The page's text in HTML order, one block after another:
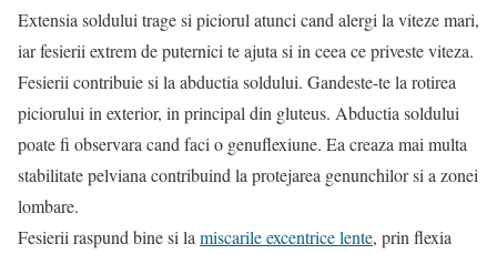
Extensia soldului trage si piciorul atunci cand alergi la viteze mari,
iar fesierii extrem de puternici te ajuta si in ceea ce priveste viteza.
Fesierii contribuie si la abductia soldului. Gandeste-te la rotirea
piciorului in exterior, in principal din gluteus. Abductia soldului
poate fi observara cand faci o genuflexiune. Ea creaza mai multa
stabilitate pelviana contribuind la protejarea genunchilor si a zonei
lombare.
Fesierii raspund bine si la miscarile excentrice lente, prin flexia